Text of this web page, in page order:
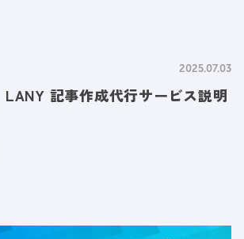
2025.07.03
LANY 記事作成代行サービス説明